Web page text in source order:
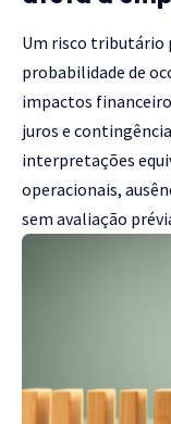
Um risco tributário
probabilidade de
impactos
juros e
interpretações
operacionais,
sem avaliação